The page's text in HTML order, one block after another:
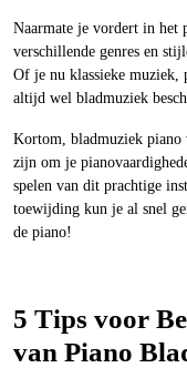
Naarmate je vordert in het
verschillende genres en
Of je nu klassieke
altijd wel bladmuziek
Kortom, bladmuziek piano
zijn om je
spelen van dit prachtige
toewijding kun je al snel
de piano!
5 Tips voor
van Piano